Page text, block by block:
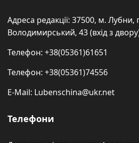
Адреса редакції: 37500, м. Лубни,
Володимирський, 43 (вхід з
Телефон: +38(05361)61651
Телефон: +38(05361)74556
E-Mail: Lubenschina@ukr.net
Телефони